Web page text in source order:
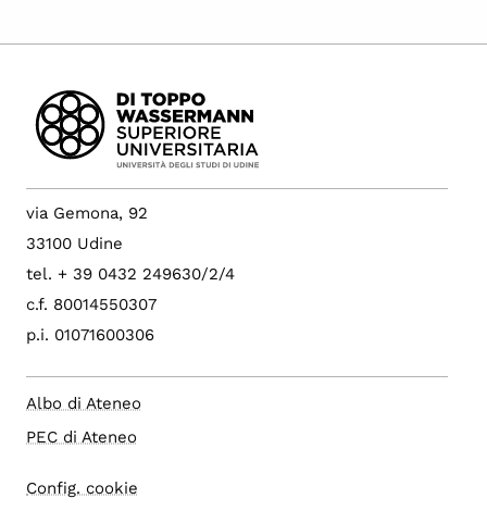
via Gemona, 92
33100 Udine
tel. + 39 0432 249630/2/4
c.f. 80014550307
p.i. 01071600306
Albo di Ateneo
PEC di Ateneo
Config. cookie